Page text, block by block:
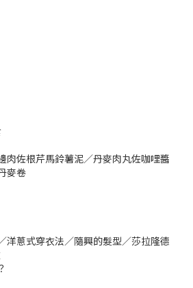
肉佐根芹馬鈴薯泥／丹麥肉丸佐咖哩醬
麥卷
洋蔥式穿衣法／隨興的髮型／莎拉隆德